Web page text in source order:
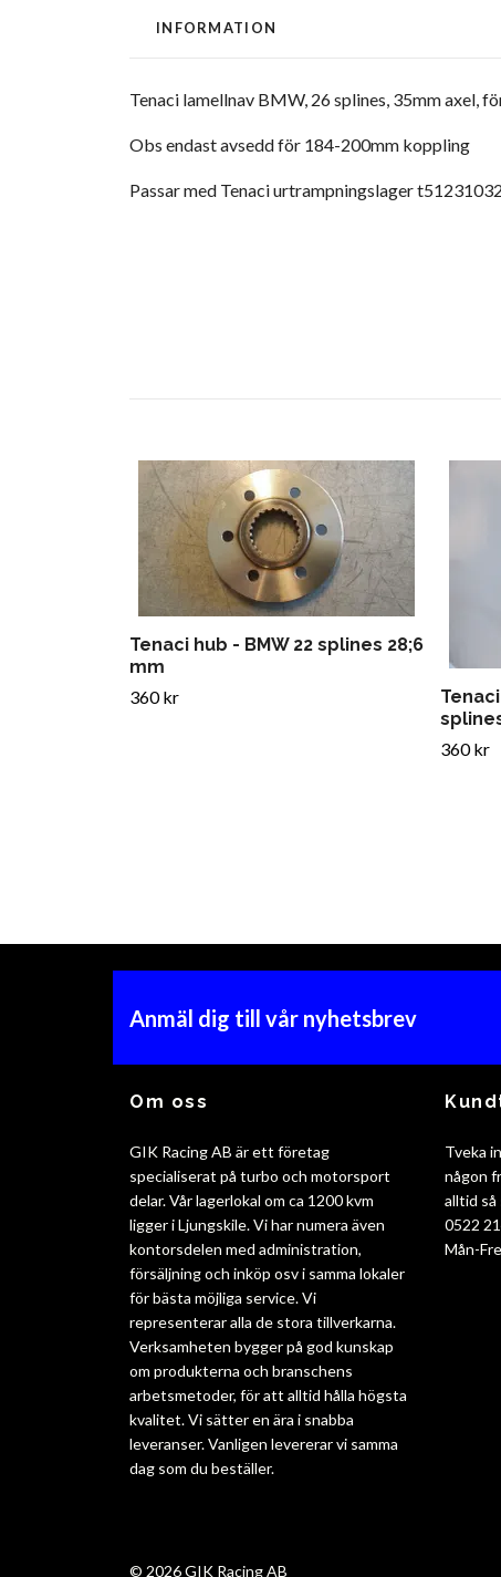
INFORMATION
Tenaci lamellnav BMW, 26 splines, 35mm axel,
Obs endast avsedd för 184-200mm koppling
Passar med Tenaci urtrampningslager t51231032
Tenaci hub - BMW 22 splines 28;6
mm
360 kr
360 kr
Anmäl dig till vår nyhetsbrev
Om oss
GIK Racing AB är ett företag
specialiserat på turbo och motorsport
delar. Vår lagerlokal om ca 1200 kvm
ligger i Ljungskile. Vi har numera även
kontorsdelen med administration,
försäljning och inköp osv i samma lokaler
för bästa möjliga service. Vi
representerar alla de stora tillverkarna.
Verksamheten bygger på god kunskap
om produkterna och branschens
arbetsmetoder, för att alltid hålla högsta
kvalitet. Vi sätter en ära i snabba
leveranser. Vanligen levererar vi samma
dag som du beställer.
Tveka
någon
alltid så
0522
Mån-Fre
© 2026 GIK Racing AB